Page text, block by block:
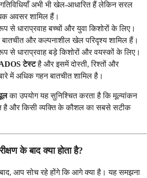
गतिविधियाँ अभी भी खेल-आधारित हैं लेकिन सरल
अवसर शामिल हैं।
से धाराप्रवाह बच्चों और युवा किशोरों के लिए।
बातचीत और कल्पनाशील खेल परिदृश्य शामिल हैं।
से धाराप्रवाह बड़े किशोरों और वयस्कों के लिए।
टेस्टहै और इसमें दोस्ती, रिश्तों और
में अधिक गहन बातचीत शामिल है।
का उपयोग यह सुनिश्चित करता है कि मूल्यांकन
है और किसी व्यक्ति के कौशल का सबसे सटीक
के बाद क्या होता है?
बाद, आप सोच रहे होंगे कि आगे क्या है। यह समझना